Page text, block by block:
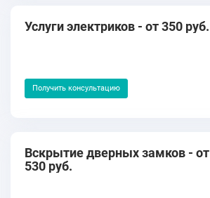
Услуги электриков - от 350 руб.
Получить консультацию
Вскрытие дверных замков - от
530 руб.